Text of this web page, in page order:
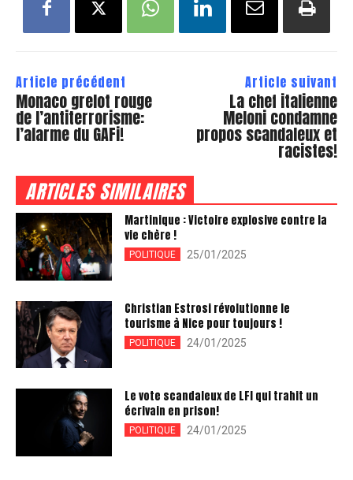
Article précédent
Monaco grelot rouge
de l’antiterrorisme:
l’alarme du GAFi!
Article suivant
La chef italienne
Meloni condamne
propos scandaleux et
racistes!
ARTICLES SIMILAIRES
Martinique : Victoire explosive contre la
vie chère !
POLITIQUE 25/01/2025
Christian Estrosi révolutionne le
tourisme à Nice pour toujours !
POLITIQUE 24/01/2025
Le vote scandaleux de LFI qui trahit un
écrivain en prison!
POLITIQUE 24/01/2025